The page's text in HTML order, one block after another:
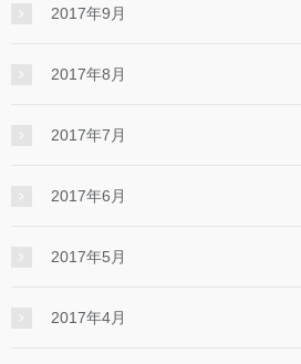
2017年9月
2017年8月
2017年7月
2017年6月
2017年5月
2017年4月